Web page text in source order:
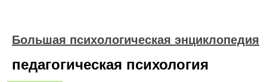
Большая психологическая энциклопедия
педагогическая психология